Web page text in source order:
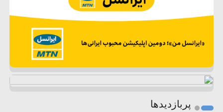
پربازدیدها